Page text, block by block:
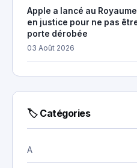
Apple a lancé au
en justice pour ne pas
porte dérobée
03 Août 2026
🏷 Catégories
A